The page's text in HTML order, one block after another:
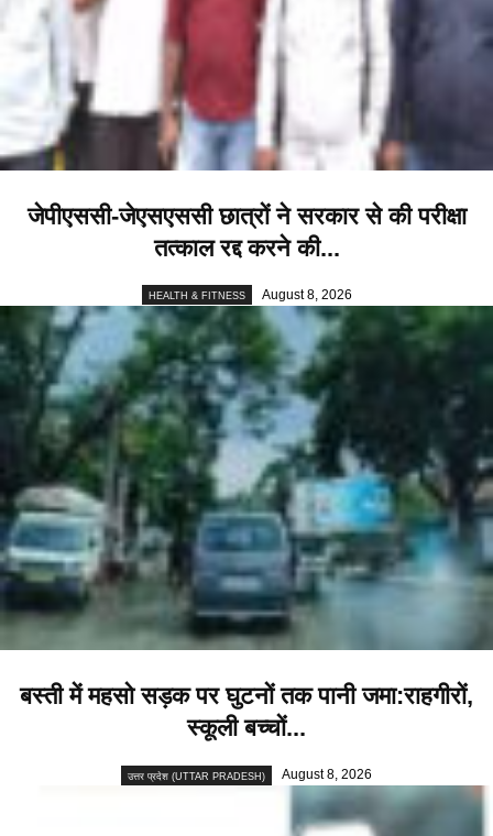
जेपीएससी-जेएसएससी छात्रों ने सरकार से की परीक्षा
तत्काल रद्द करने की...
HEALTH & FITNESS August 8, 2026
बस्ती में महसो सड़क पर घुटनों तक पानी जमा:राहगीरों,
स्कूली बच्चों...
उत्तर प्रदेश (UTTAR PRADESH) August 8, 2026